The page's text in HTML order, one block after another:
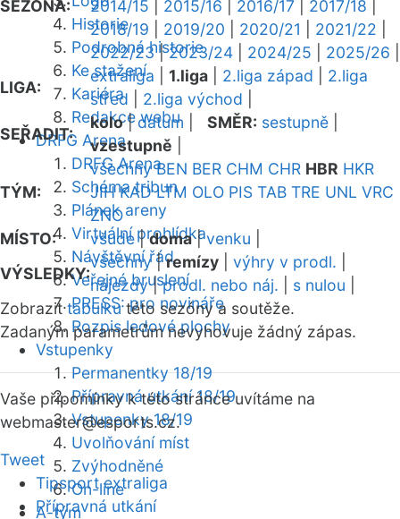
Historie
Podrobná historie
Ke stažení
Kariéra
Redakce webu
DRFG Arena
DRFG Arena
Schéma tribun
Plánek areny
Virtuální prohlídka
Návštěvní řád
Veřejné bruslení
PRESS: pro novináře
Rozpis ledové plochy
Vstupenky
Permanentky 18/19
Přípravná utkání 18/19
Vstupenky 18/19
Uvolňování míst
Zvýhodněné
On-line
A-tým
SEZONA:
2014/15
2015/16 2016/17 2017/18
2018/19
2019/20 2020/21 2021/22
2022/23|2023/24 2024/25 2025/26
LIGA:
extraliga 1.liga 2.liga západ
2.liga
střed
2.liga východ
SEŘADIT:
kolo|datum SMĚR: sestupně
vzestupně
TÝM:
všechny BEN BER CHM CHR HBR HKR
JIH KAD LTM OLO PIS TAB TRE UNL VRC
ZNO
MÍSTO:
všude|doma|venku
VÝSLEDKY:
všechny|remízy výhry v prodl.
nájezdy|prodl. nebo náj. s nulou
Zobrazittabulkutéto sezóny a soutěže.
Zadaným parametrům nevyhovuje žádný zápas.
Vaše připomínky k této stránce uvítáme na
webmaster@esports.cz.
Tweet
Tipsport extraliga
Přípravná utkání